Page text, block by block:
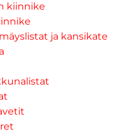
kiinnike
ja kansikate